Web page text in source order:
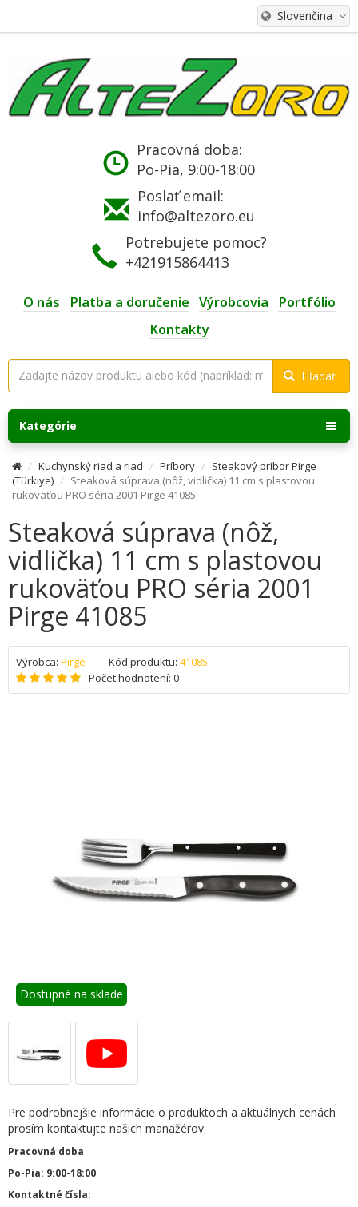
Slovenčina
Pracovná doba:
Po-Pia, 9:00-18:00
Poslať email:
info@altezoro.eu
Potrebujete pomoc?
+421915864413
O nás Platba a doručenie Výrobcovia
Portfólio
Kontakty
Hľadať
Kategórie
Kuchynský riad a riad Príbory
Steakový príbor Pirge
(Türkiye)
Steaková súprava (nôž, vidlička) 11 cm s plastovou
rukoväťou PRO séria 2001 Pirge 41085
Steaková súprava (nôž,
vidlička) 11 cm s plastovou
rukoväťou PRO séria 2001
Pirge 41085
Výrobca: Pirge Kód produktu: 41085
Počet hodnotení: 0
Dostupné na sklade
Pre podrobnejšie informácie o produktoch a aktuálnych cenách
prosím kontaktujte našich manažérov.
Pracovná doba
Po-Pia: 9:00-18:00
Kontaktné čísla: